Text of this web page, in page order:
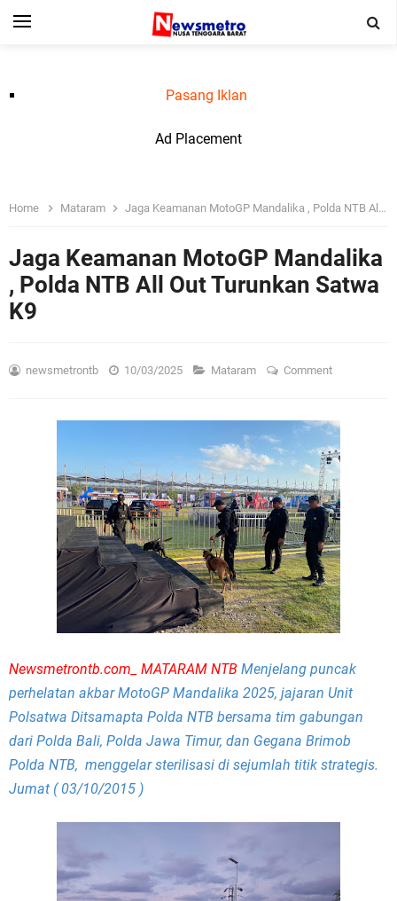
Pasang Iklan
Ad Placement
Home Mataram Jaga Keamanan MotoGP Mandalika , Polda NTB All Out Turunkan Satwa K9
Jaga Keamanan MotoGP Mandalika
, Polda NTB All Out Turunkan Satwa
K9
newsmetrontb 10/03/2025 Mataram Comment
Newsmetrontb.com_ MATARAM NTB Menjelang puncak
perhelatan akbar MotoGP Mandalika 2025, jajaran Unit
Polsatwa Ditsamapta Polda NTB bersama tim gabungan
dari Polda Bali, Polda Jawa Timur, dan Gegana Brimob
Polda NTB, menggelar sterilisasi di sejumlah titik strategis.
Jumat ( 03/10/2015 )